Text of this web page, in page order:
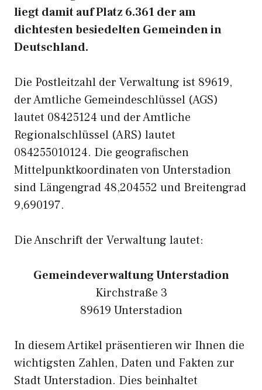
liegt damit auf Platz 6.361 der am
dichtesten besiedelten Gemeinden in
Deutschland.
Die Postleitzahl der Verwaltung ist 89619,
der Amtliche Gemeindeschlüssel (AGS)
lautet 08425124 und der Amtliche
Regionalschlüssel (ARS) lautet
084255010124. Die geografischen
Mittelpunktkoordinaten von Unterstadion
sind Längengrad 48,204552 und Breitengrad
9,690197.
Die Anschrift der Verwaltung lautet:
Gemeindeverwaltung Unterstadion
Kirchstraße 3
89619 Unterstadion
In diesem Artikel präsentieren wir Ihnen die
wichtigsten Zahlen, Daten und Fakten zur
Stadt Unterstadion. Dies beinhaltet